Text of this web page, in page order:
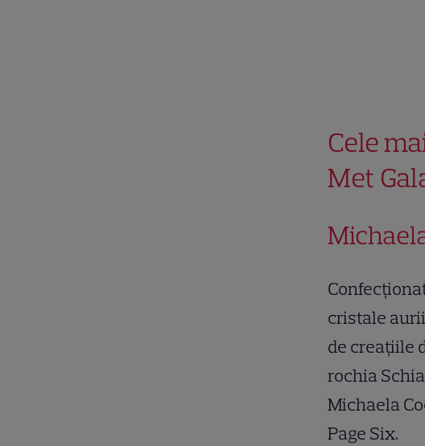
Cele
Met
cristale
de creațiile
rochia
Michaela
Page Six.